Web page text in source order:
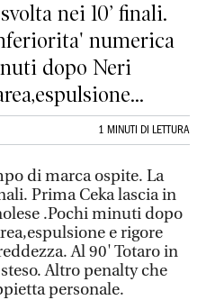
nei 10’ finali.
numerica
dopo Neri
1 MINUTI DI LETTURA
di marca ospite. La
Prima Ceka lascia in
.Pochi minuti dopo
e rigore
Al 90' Totaro in
Altro penalty che
personale.